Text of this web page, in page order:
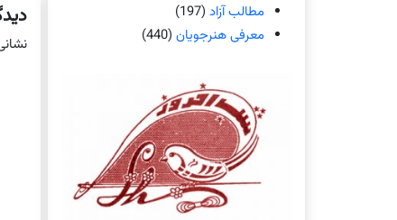
مطالب آزاد (197)
معرفی هنرجویان (440)